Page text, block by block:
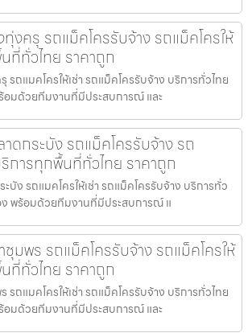
งครุ รถแม็คโครรับจ้าง รถแม็คโครให้
ที่ทั่วไทย ราคาถูก
รถแมคโครให้เช่า รถแม็คโครรับจ้าง บริการทั่วไทย
อมด้วยทีมงานที่มีประสบการณ์ และ
าดกระบัง รถแม็คโครรับจ้าง รถ
ริการทุกพื้นที่ทั่วไทย ราคาถูก
ะบัง รถแมคโครให้เช่า รถแม็คโครรับจ้าง บริการทั่ว
ง พร้อมด้วยทีมงานที่มีประสบการณ์ แ
ชุมพร รถแม็คโครรับจ้าง รถแม็คโครให้
ที่ทั่วไทย ราคาถูก
รถแมคโครให้เช่า รถแม็คโครรับจ้าง บริการทั่วไทย
อมด้วยทีมงานที่มีประสบการณ์ และ